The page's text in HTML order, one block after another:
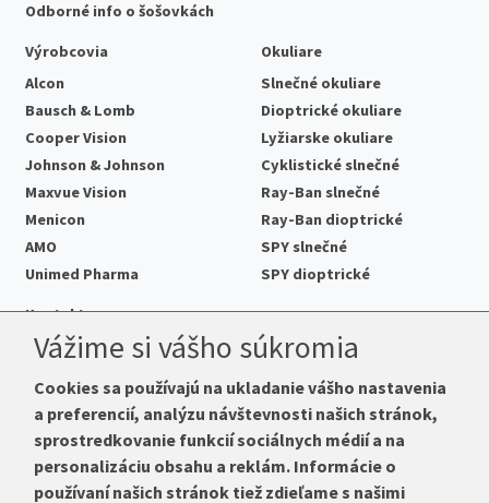
Odborné info o šošovkách
Výrobcovia
Alcon
Bausch & Lomb
Cooper Vision
Johnson & Johnson
Maxvue Vision
Menicon
AMO
Unimed Pharma
Okuliare
Slnečné okuliare
Dioptrické okuliare
Lyžiarske okuliare
Cyklistické slnečné
Ray-Ban slnečné
Ray-Ban dioptrické
SPY slnečné
SPY dioptrické
Kontakt
Telefón:+421 222 205 863
E-mail:info@k-sosovky.sk
Reklamačná adresa
Vážime si vášho súkromia
Cookies sa používajú na ukladanie vášho nastavenia
a preferencií, analýzu návštevnosti našich stránok,
sprostredkovanie funkcií sociálnych médií a na
personalizáciu obsahu a reklám. Informácie o
používaní našich stránok tiež zdieľame s našimi